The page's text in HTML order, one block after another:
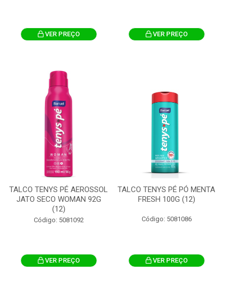
VER PREÇO VER PREÇO
TALCO TENYS PÉ AEROSSOL
JATO SECO WOMAN 92G
(12)
Código: 5081092
VER PREÇO
TALCO TENYS PÉ PÓ MENTA
FRESH 100G (12)
Código: 5081086
VER PREÇO